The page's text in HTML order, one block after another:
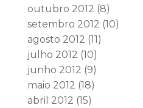
outubro 2012 (8)
setembro 2012 (10)
agosto 2012 (11)
julho 2012 (10)
junho 2012 (9)
maio 2012 (18)
abril 2012 (15)